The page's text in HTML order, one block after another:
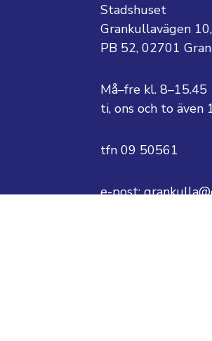
Stadshuset
Grankullavägen 10,
PB 52, 02701
Må–fre kl. 8–15.45
ti, ons och to även
tfn 09 50561
e-post: